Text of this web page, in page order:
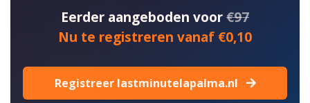
Eerder aangeboden voor€97
Nu te registreren vanaf €0,10
Registreer lastminutelapalma.nl